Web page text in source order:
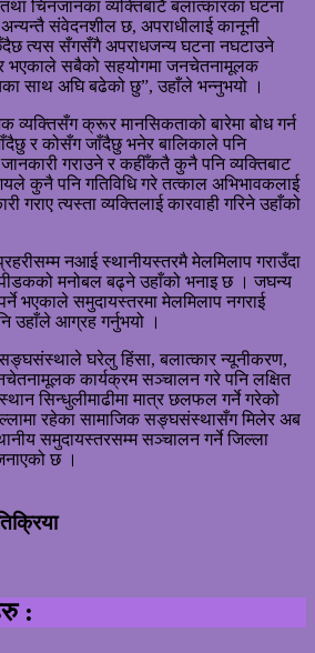
चिनजानका व्यक्तिबाटै बलात्कारका घटना
संवेदनशील छ, अपराधीलाई कानूनी
छँदैछ त्यस सँगसँगै अपराधजन्य घटना नघटाउने
भएकाले सबैको सहयोगमा जनचेतनामूलक
साथ अघि बढेको छु”, उहाँले भन्नुभयो ।
व्यक्तिसँग क्रूर मानसिकताको बारेमा बोध गर्न
र कोसँग जाँदैछु भनेर बालिकाले पनि
गराउने र कहीँकतै कुनै पनि व्यक्तिबाट
कुनै पनि गतिविधि गरे तत्काल अभिभावकलाई
गराए त्यस्ता व्यक्तिलाई कारवाही गरिने उहाँको
नआई स्थानीयस्तरमै मेलमिलाप गराउँदा
मनोबल बढ्ने उहाँको भनाइ छ । जघन्य
भएकाले समुदायस्तरमा मेलमिलाप नगराई
उहाँले आग्रह गर्नुभयो ।
सङ्घसंस्थाले घरेलु हिंसा, बलात्कार न्यूनीकरण,
कार्यक्रम सञ्चालन गरे पनि लक्षित
सिन्धुलीमाढीमा मात्र छलफल गर्ने गरेको
रहेका सामाजिक सङ्घसंस्थासँग मिलेर अब
समुदायस्तरसम्म सञ्चालन गर्ने जिल्ला
छ ।
: